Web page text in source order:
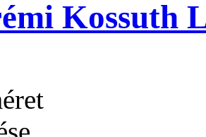
Kossuth